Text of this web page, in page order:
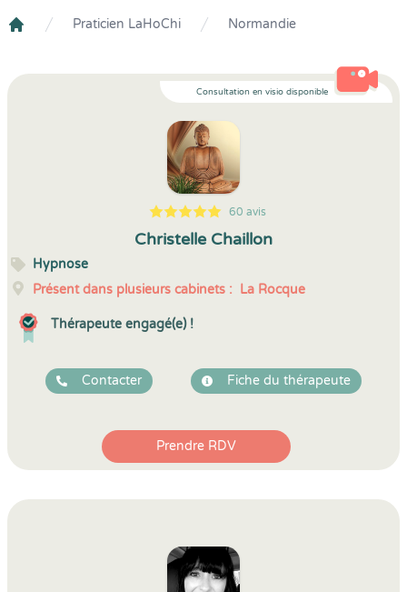
Praticien LaHoChi Normandie
Consultation en visio disponible
5
1
5
60 60 avis
Christelle Chaillon
Hypnose
Présent dans plusieurs cabinets : La Rocque
Thérapeute engagé(e) !
Contacter Fiche du thérapeute
Prendre RDV